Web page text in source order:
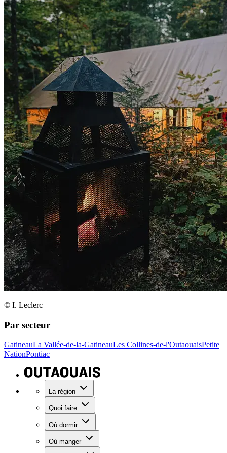
© I. Leclerc
Par secteur
GatineauLa Vallée-de-la-GatineauLes Collines-de-l'OutaouaisPetite
NationPontiac
La région
Quoi faire
Où dormir
Où manger